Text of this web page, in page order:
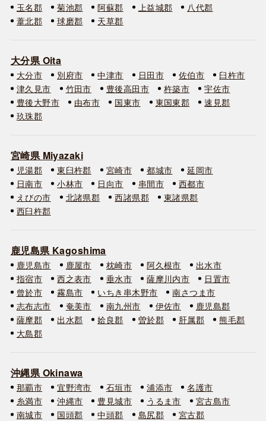
玉名郡
菊池郡 阿蘇郡 上益城郡
八代郡
葦北郡
球磨郡 天草郡
大分県 Oita
大分市 別府市 中津市 日田市 佐伯市
臼杵市
津久見市
竹田市 豊後高田市 杵築市
宇佐市
豊後大野市
由布市 国東市 東国東郡
速見郡
玖珠郡
宮崎県 Miyazaki
児湯郡 東臼杵郡 宮崎市 都城市
延岡市
日南市
小林市 日向市 串間市
西都市
えびの市
北諸県郡 西諸県郡
東諸県郡
西臼杵郡
鹿児島県 Kagoshima
鹿児島市 鹿屋市 枕崎市 阿久根市
出水市
指宿市
西之表市 垂水市 薩摩川内市
日置市
曾於市
霧島市 いちき串木野市
南さつま市
志布志市
奄美市 南九州市 伊佐市
鹿児島郡
薩摩郡
出水郡 姶良郡 曽於郡 肝属郡
熊毛郡
大島郡
沖縄県 Okinawa
那覇市 宜野湾市 石垣市 浦添市
名護市
糸満市
沖縄市 豊見城市 うるま市
宮古島市
南城市
国頭郡 中頭郡 島尻郡
宮古郡